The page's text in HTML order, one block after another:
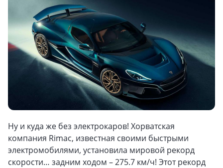
Ну и куда же без электрокаров! Хорватская
компания Rimac, известная своими быстрыми
электромобилями, установила мировой рекорд
скорости… задним ходом – 275.7 км/ч! Этот рекорд